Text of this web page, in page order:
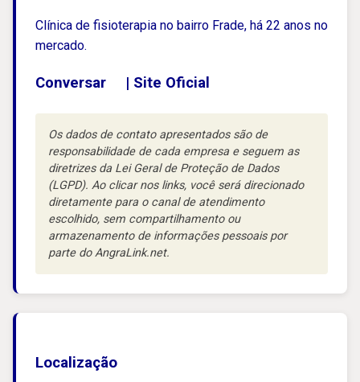
Clínica de fisioterapia no bairro Frade, há 22 anos no
mercado.
Conversar | Site Oficial
Os dados de contato apresentados são de
responsabilidade de cada empresa e seguem as
diretrizes da Lei Geral de Proteção de Dados
(LGPD). Ao clicar nos links, você será direcionado
diretamente para o canal de atendimento
escolhido, sem compartilhamento ou
armazenamento de informações pessoais por
parte do AngraLink.net.
Localização